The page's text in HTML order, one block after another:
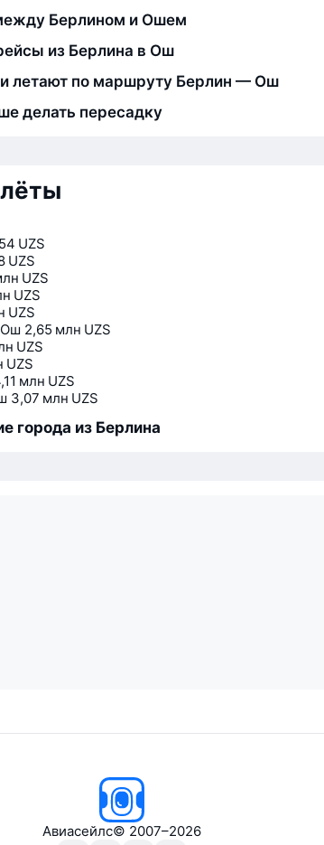
Берлином и Ошем
из Берлина в Ош
летают по маршруту Берлин — Ош
делать пересадку
UZS
UZS
UZS
UZS
UZS
Ош 2,65 млн UZS
UZS
UZS
млн UZS
3,07 млн UZS
города из Берлина
Авиасейлс© 2007–2026